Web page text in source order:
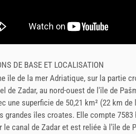
DE BASE ET LOCALISATION
île de la mer Adriatique, sur la partie
de Zadar, au nord-ouest de l'île de
une superficie de 50,21 km² (22 km
grandes îles croates. Elle compte
le canal de Zadar et est reliée à l'île de